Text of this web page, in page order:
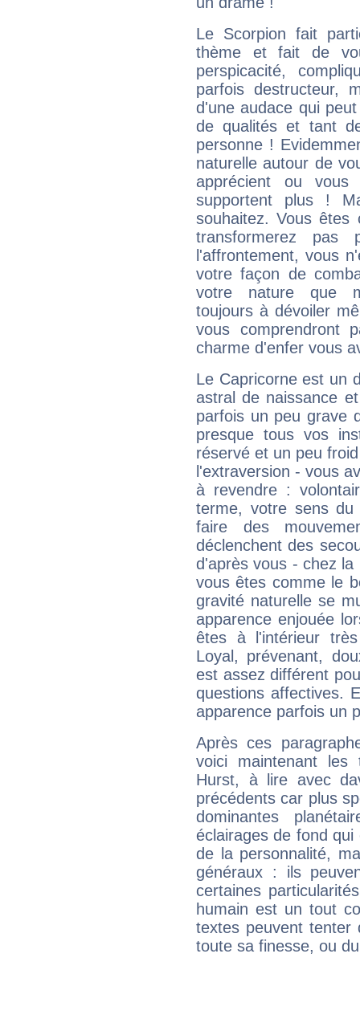
Le Scorpion fait
thème et fait de
perspicacité,
parfois destructeur,
d'une audace qui
de qualités et tant
personne !
naturelle autour de
apprécient ou
supportent plus !
souhaitez. Vous
transformerez
l'affrontement, vous
votre façon de
votre nature que
toujours à dévoiler
vous comprendront
charme d'enfer vous
Le Capricorne est un
astral de naissance
parfois un peu grave
presque tous vos
réservé et un peu
l'extraversion - vous
à revendre :
terme, votre sens
faire des
déclenchent des
d'après vous - chez
vous êtes comme le
gravité naturelle se
apparence enjouée
êtes à l'intérieur
Loyal, prévenant,
est assez différent
questions affectives.
apparence parfois un
Après ces
voici maintenant les
Hurst, à lire avec
précédents car plus
dominantes
éclairages de fond
de la personnalité,
généraux : ils
certaines
humain est un tout
textes peuvent tenter
toute sa finesse, ou